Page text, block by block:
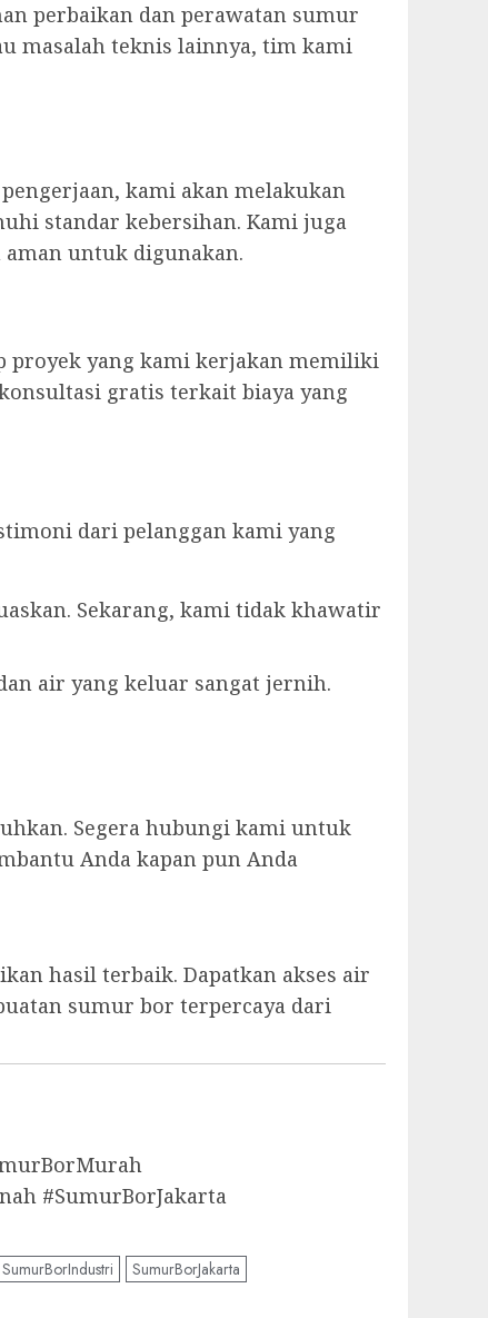
perbaikan dan perawatan sumur
masalah teknis lainnya, tim kami
kami akan melakukan
standar kebersihan. Kami juga
untuk digunakan.
proyek yang kami kerjakan memiliki
gratis terkait biaya yang
dari pelanggan kami yang
Sekarang, kami tidak khawatir
air yang keluar sangat jernih.
Segera hubungi kami untuk
Anda kapan pun Anda
hasil terbaik. Dapatkan akses air
sumur bor terpercaya dari
#SumurBorJakarta
SumurBorIndustri
SumurBorJakarta